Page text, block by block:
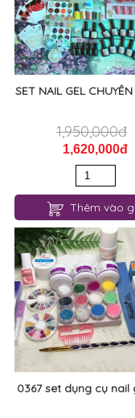
SET NAIL GEL
1,950,000đ
1,620,000đ
Thêm vào
0367 set dụng cụ nail